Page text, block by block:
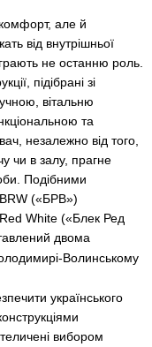
прохожа Менед...
але й
від внутрішньої
не останню роль.
підібрані зі
вітальню
та
незалежно від того,
чи в залу, прагне
Подібними
(«БРВ»)
White («Блек Ред
двома
Волинському
українського
вибором